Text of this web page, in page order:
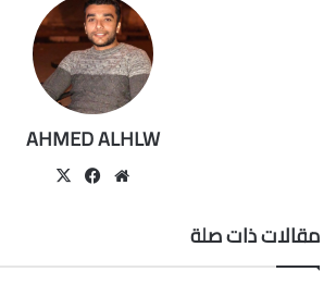
AHMED ALHLW
موقعفيسبوك
مقالات ذات صلة